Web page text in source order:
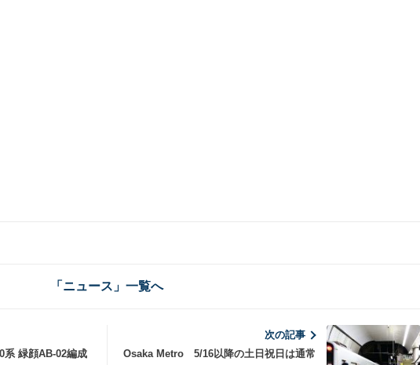
「ニュース」一覧へ
系 緑顔AB-02編成
次の記事
Osaka Metro 5/16以降の土日祝日は通常